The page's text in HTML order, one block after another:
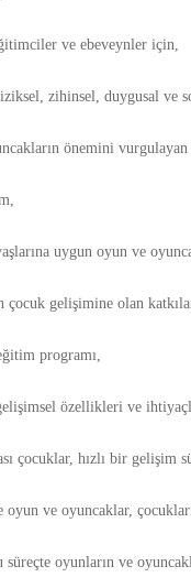
ve ebeveynler için,
zihinsel, duygusal ve
önemini
uygun oyun ve
çocuk gelişimine olan
programı,
özellikleri ve
çocuklar, hızlı bir gelişim
oyun ve oyuncaklar,
süreçte oyunların ve